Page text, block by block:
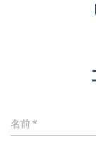
名前*